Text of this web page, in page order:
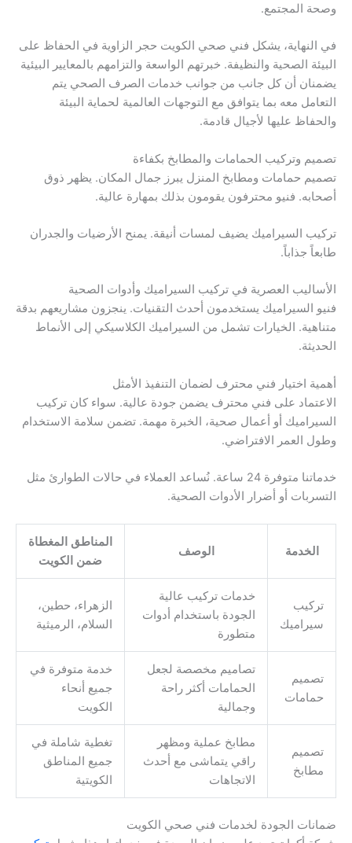
وصحة المجتمع.
في النهاية، يشكل فني صحي الكويت حجر الزاوية في الحفاظ على
البيئة الصحية والنظيفة. خبرتهم الواسعة والتزامهم بالمعايير البيئية
يضمنان أن كل جانب من جوانب خدمات الصرف الصحي يتم
التعامل معه بما يتوافق مع التوجهات العالمية لحماية البيئة
والحفاظ عليها لأجيال قادمة.
تصميم وتركيب الحمامات والمطابخ بكفاءة
تصميم حمامات ومطابخ المنزل يبرز جمال المكان. يظهر ذوق
أصحابه. فنيو محترفون يقومون بذلك بمهارة عالية.
تركيب السيراميك يضيف لمسات أنيقة. يمنح الأرضيات والجدران
طابعاً جذاباً.
الأساليب العصرية في تركيب السيراميك وأدوات الصحية
فنيو السيراميك يستخدمون أحدث التقنيات. ينجزون مشاريعهم بدقة
متناهية. الخيارات تشمل من السيراميك الكلاسيكي إلى الأنماط
الحديثة.
أهمية اختيار فني محترف لضمان التنفيذ الأمثل
الاعتماد على فني محترف يضمن جودة عالية. سواء كان تركيب
السيراميك أو أعمال صحية، الخبرة مهمة. تضمن سلامة الاستخدام
وطول العمر الافتراضي.
خدماتنا متوفرة 24 ساعة. نُساعد العملاء في حالات الطوارئ مثل
التسربات أو أضرار الأدوات الصحية.
الخدمة الوصف
المناطق المغطاة
ضمن الكويت
تركيب
سيراميك
خدمات تركيب عالية
الجودة باستخدام أدوات
متطورة
الزهراء، حطين،
السلام، الرميثية
تصميم
حمامات
تصاميم مخصصة لجعل
الحمامات أكثر راحة
وجمالية
خدمة متوفرة في
جميع أنحاء
الكويت
تصميم
مطابخ
مطابخ عملية ومظهر
راقي يتماشى مع أحدث
الاتجاهات
تغطية شاملة في
جميع المناطق
الكويتية
ضمانات الجودة لخدمات فني صحي الكويت